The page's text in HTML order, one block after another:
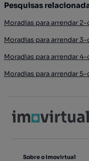
Pesquisas
Moradias para arrendar
Moradias para arrendar
Moradias para arrendar
Moradias para arrendar
Sobre o Imovirtual